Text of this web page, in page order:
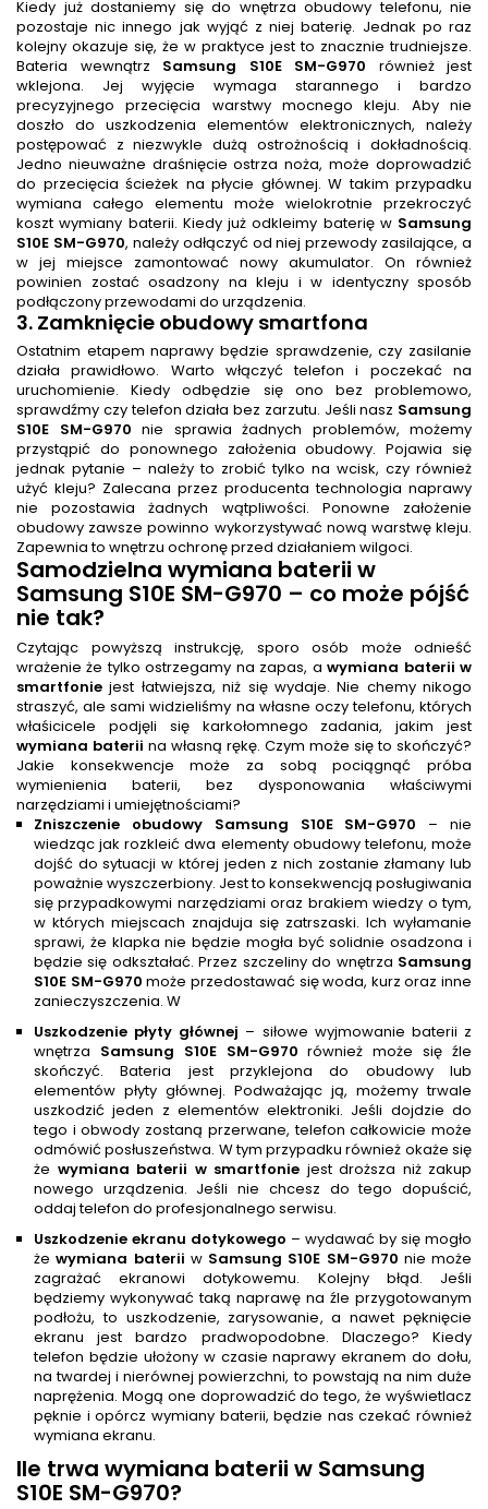
Kiedy już dostaniemy się do wnętrza obudowy telefonu, nie
pozostaje nic innego jak wyjąć z niej baterię. Jednak po raz
kolejny okazuje się, że w praktyce jest to znacznie trudniejsze.
Bateria wewnątrz Samsung S10E SM-G970 również jest
wklejona. Jej wyjęcie wymaga starannego i bardzo
precyzyjnego przecięcia warstwy mocnego kleju. Aby nie
doszło do uszkodzenia elementów elektronicznych, należy
postępować z niezwykle dużą ostrożnością i dokładnością.
Jedno nieuważne draśnięcie ostrza noża, może doprowadzić
do przecięcia ścieżek na płycie głównej. W takim przypadku
wymiana całego elementu może wielokrotnie przekroczyć
koszt wymiany baterii. Kiedy już odkleimy baterię w Samsung
S10E SM-G970, należy odłączyć od niej przewody zasilające, a
w jej miejsce zamontować nowy akumulator. On również
powinien zostać osadzony na kleju i w identyczny sposób
podłączony przewodami do urządzenia.
3. Zamknięcie obudowy smartfona
Ostatnim etapem naprawy będzie sprawdzenie, czy zasilanie
działa prawidłowo. Warto włączyć telefon i poczekać na
uruchomienie. Kiedy odbędzie się ono bez problemowo,
sprawdźmy czy telefon działa bez zarzutu. Jeśli nasz Samsung
S10E SM-G970 nie sprawia żadnych problemów, możemy
przystąpić do ponownego założenia obudowy. Pojawia się
jednak pytanie – należy to zrobić tylko na wcisk, czy również
użyć kleju? Zalecana przez producenta technologia naprawy
nie pozostawia żadnych wątpliwości. Ponowne założenie
obudowy zawsze powinno wykorzystywać nową warstwę kleju.
Zapewnia to wnętrzu ochronę przed działaniem wilgoci.
Samodzielna wymiana baterii w
Samsung S10E SM-G970 – co może pójść
nie tak?
Czytając powyższą instrukcję, sporo osób może odnieść
wrażenie że tylko ostrzegamy na zapas, awymiana baterii w
smartfonie jest łatwiejsza, niż się wydaje. Nie chemy nikogo
straszyć, ale sami widzieliśmy na własne oczy telefonu, których
właśicicele podjęli się karkołomnego zadania, jakim jest
wymiana baterii na własną rękę. Czym może się to skończyć?
Jakie konsekwencje może za sobą pociągnąć próba
wymienienia baterii, bez dysponowania właściwymi
narzędziami i umiejętnościami?
Zniszczenie obudowy Samsung S10E SM-G970 – nie
wiedząc jak rozkleić dwa elementy obudowy telefonu, może
dojść do sytuacji w której jeden z nich zostanie złamany lub
poważnie wyszczerbiony. Jest to konsekwencją posługiwania
się przypadkowymi narzędziami oraz brakiem wiedzy o tym,
w których miejscach znajduja się zatrszaski. Ich wyłamanie
sprawi, że klapka nie będzie mogła być solidnie osadzona i
będzie się odkształać. Przez szczeliny do wnętrza Samsung
S10E SM-G970 może przedostawać się woda, kurz oraz inne
zanieczyszczenia. W
Uszkodzenie płyty głównej – siłowe wyjmowanie baterii z
wnętrza Samsung S10E SM-G970 również może się źle
skończyć. Bateria jest przyklejona do obudowy lub
elementów płyty głównej. Podważając ją, możemy trwale
uszkodzić jeden z elementów elektroniki. Jeśli dojdzie do
tego i obwody zostaną przerwane, telefon całkowicie może
odmówić posłuszeństwa. W tym przypadku również okaże się
że wymiana baterii w smartfonie jest droższa niż zakup
nowego urządzenia. Jeśli nie chcesz do tego dopuścić,
oddaj telefon do profesjonalnego serwisu.
Uszkodzenie ekranu dotykowego – wydawać by się mogło
żewymiana baterii w Samsung S10E SM-G970 nie może
zagrażać ekranowi dotykowemu. Kolejny błąd. Jeśli
będziemy wykonywać taką naprawę na źle przygotowanym
podłożu, to uszkodzenie, zarysowanie, a nawet pęknięcie
ekranu jest bardzo pradwopodobne. Dlaczego? Kiedy
telefon będzie ułożony w czasie naprawy ekranem do dołu,
na twardej i nierównej powierzchni, to powstają na nim duże
naprężenia. Mogą one doprowadzić do tego, że wyświetlacz
pęknie i opórcz wymiany baterii, będzie nas czekać również
wymiana ekranu.
Ile trwa wymiana baterii w Samsung
S10E SM-G970?